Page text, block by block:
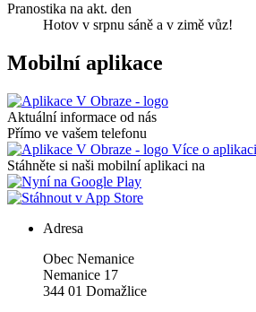
Pranostika na akt. den
Hotov v srpnu sáně a v zimě vůz!
Mobilní aplikace
Aktuální informace od nás
Přímo ve vašem telefonu
Více o aplikaci
Stáhněte si naši mobilní aplikaci na
Adresa
Obec Nemanice
Nemanice 17
344 01 Domažlice